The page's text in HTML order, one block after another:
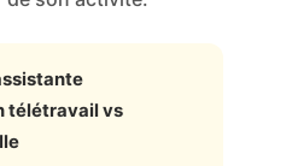
télétravail vs